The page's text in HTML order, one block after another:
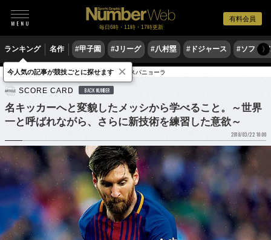
有料会員
毎日6時・11時・17時更新
ランキング 名作 #甲子園 #Jリーグ #八村塁 #ドジャース #ソフト〉
サッカー 海外サッカー リーガ・エスパニョーラ
SCORE CARD BACK NUMBER
名キッカーへと変貌したメッシから学べること。～世界
一と呼ばれながら、さらに新技術を練習した意欲～
2018/03/22 10:00
今人気の記事が競技ごとに探せます ×